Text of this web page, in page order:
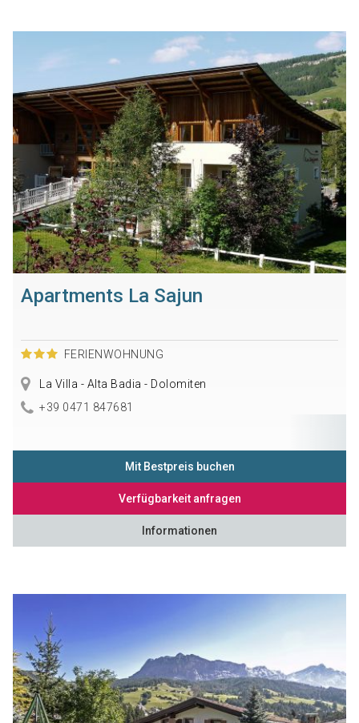
Apartments La Sajun
FERIENWOHNUNG
La Villa - Alta Badia - Dolomiten
+39 0471 847681
Mit Bestpreis buchen
Verfügbarkeit anfragen
Informationen